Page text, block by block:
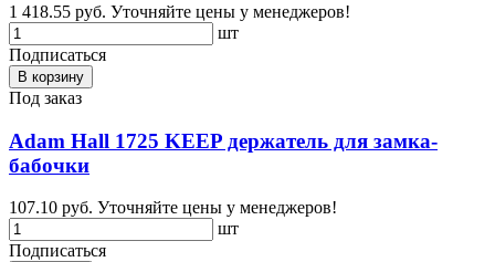
1 418.55 руб. Уточняйте цены у менеджеров!
шт
Подписаться
В корзину
Под заказ
Adam Hall 1725 KEEP держатель для замка-
бабочки
107.10 руб. Уточняйте цены у менеджеров!
шт
Подписаться